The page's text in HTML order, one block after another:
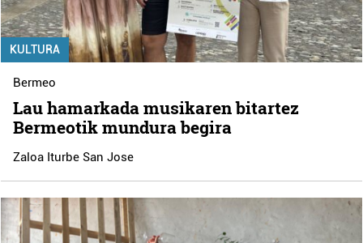
KULTURA
Bermeo
Lau hamarkada musikaren bitartez
Bermeotik mundura begira
Zaloa Iturbe San Jose